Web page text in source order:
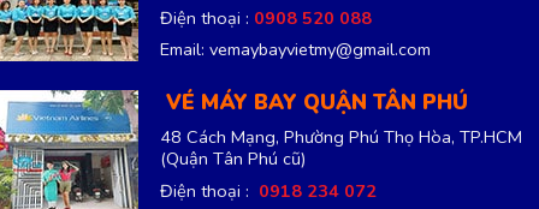
Điện thoại : 0908 520 088
Email: vemaybayvietmy@gmail.com
VÉ MÁY BAY QUẬN TÂN PHÚ
48 Cách Mạng, Phường Phú Thọ Hòa, TP.HCM
(Quận Tân Phú cũ)
Điện thoại : 0918 234 072